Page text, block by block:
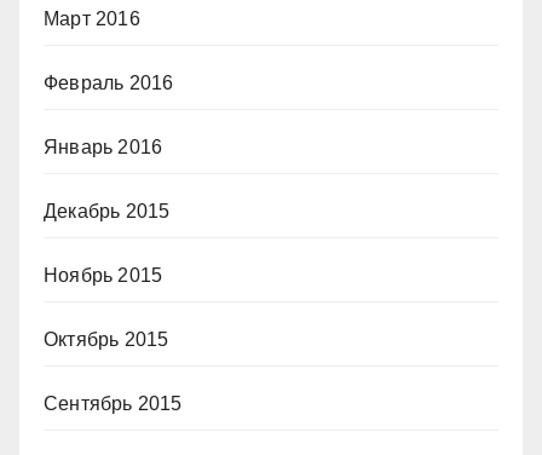
Март 2016
Февраль 2016
Январь 2016
Декабрь 2015
Ноябрь 2015
Октябрь 2015
Сентябрь 2015